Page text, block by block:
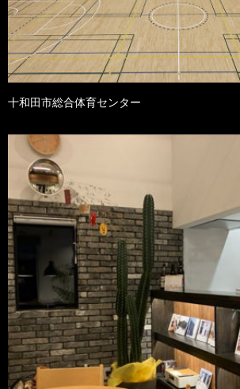
十和田市総合体育センター